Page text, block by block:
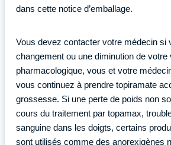
dans cette notice d’emballage.
Vous devez contacter votre médecin si
changement ou une diminution de
pharmacologique, vous et votre
vous continuez à prendre topiramate
grossesse. Si une perte de poids non
cours du traitement par topamax,
sanguine dans les doigts, certains
sont utilisés comme des anorexigènes